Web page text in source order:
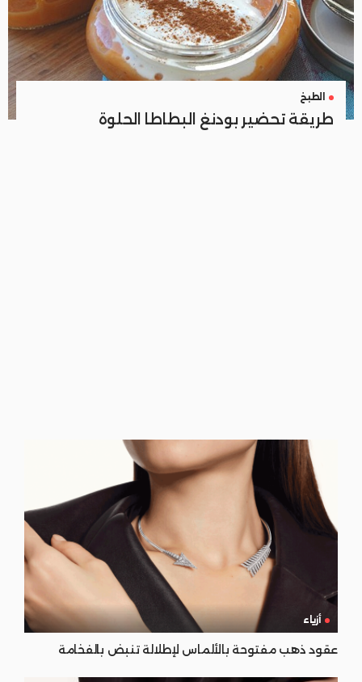
الطبخ
طريقة تحضير بودنغ البطاطا الحلوة
أزياء
عقود ذهب مفتوحة بالألماس لإطلالة تنبض بالفخامة